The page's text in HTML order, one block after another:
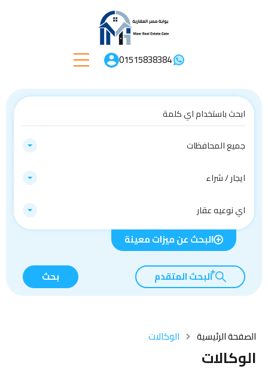
01515838384
جميع المحافظات
ايجار / شراء
اي نوعيه عقار
البحث عن ميزات معينة
البحث المتقدم بحث
الصفحة الرئيسية الوكالات
الوكالات